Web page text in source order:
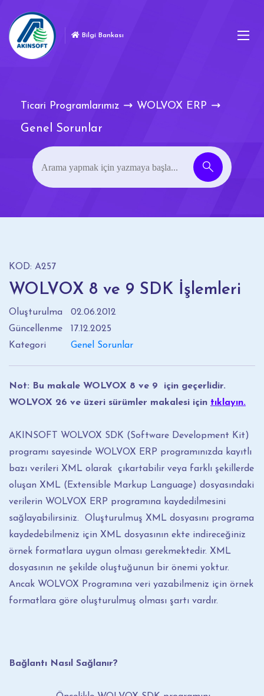
Bilgi Bankası
Ticari Programlarımız WOLVOX ERP
Genel Sorunlar
KOD: A257
WOLVOX 8 ve 9 SDK İşlemleri
Oluşturulma
02.06.2012
Güncellenme
17.12.2025
Kategori
Genel Sorunlar
Not: Bu makale WOLVOX 8 ve 9 için geçerlidir.
WOLVOX 26 ve üzeri sürümler makalesi için tıklayın.
AKINSOFT WOLVOX SDK (Software Development Kit)
programı sayesinde WOLVOX ERP programınızda kayıtlı
bazı verileri XML olarak çıkartabilir veya farklı şekillerde
oluşan XML (Extensible Markup Language) dosyasındaki
verilerin WOLVOX ERP programına kaydedilmesini
sağlayabilirsiniz. Oluşturulmuş XML dosyasını programa
kaydedebilmeniz için XML dosyasının ekte indireceğiniz
örnek formatlara uygun olması gerekmektedir. XML
dosyasının ne şekilde oluştuğunun bir önemi yoktur.
Ancak WOLVOX Programına veri yazabilmeniz için örnek
formatlara göre oluşturulmuş olması şartı vardır.
Bağlantı Nasıl Sağlanır?